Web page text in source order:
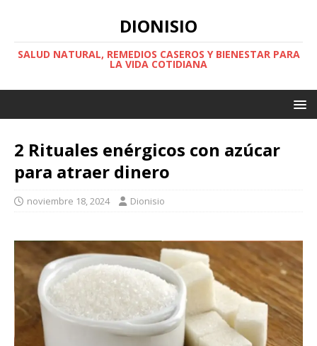
DIONISIO
SALUD NATURAL, REMEDIOS CASEROS Y BIENESTAR PARA
LA VIDA COTIDIANA
2 Rituales enérgicos con azúcar
para atraer dinero
noviembre 18, 2024 Dionisio